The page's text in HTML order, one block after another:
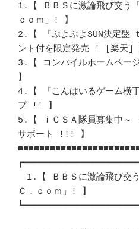
1.【 ＢＢＳに激論飛び交う
ｃｏｍ」! 】
2.【 『ぷよぷよSUN決定
ント付を限定発売 ! [楽天]
3.【 コンパイルホームペー
】
4.【 『こんぱいるゲーム横
プ !! 】
5.【 ｉＣＳＡ隊員募集中
サポート !!! 】
1.【 ＢＢＳに激論飛び交
Ｃ．ｃｏｍ」! 】